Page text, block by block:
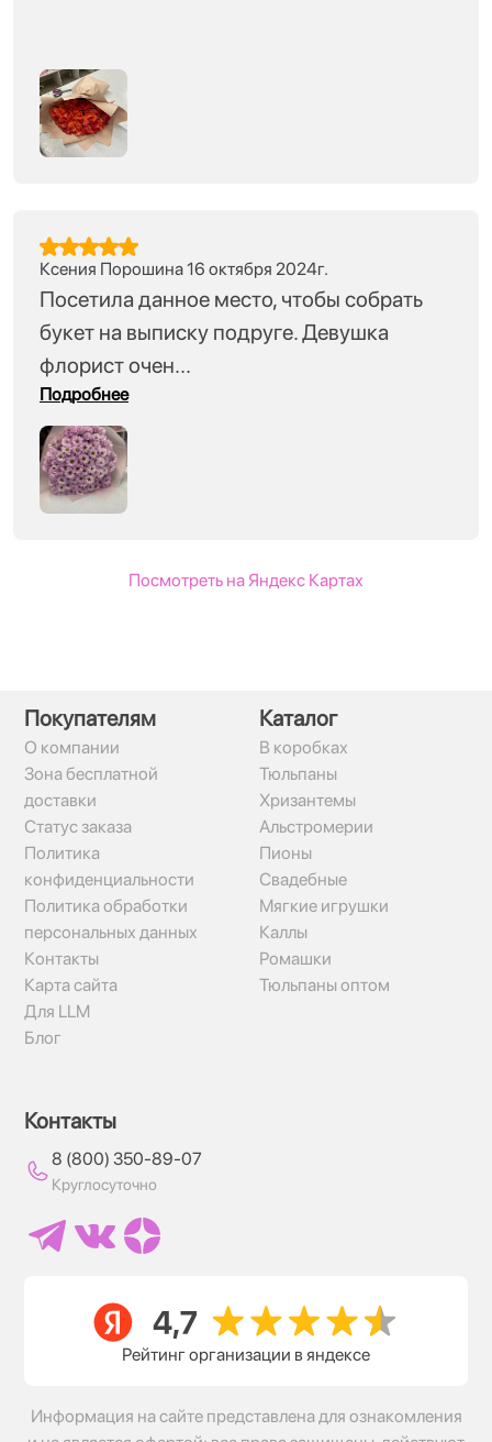
Ксения Порошина 16 октября 2024г.
Посетила данное место, чтобы собрать
букет на выписку подруге. Девушка
флорист очен...
Подробнее
Посмотреть на Яндекс Картах
Покупателям
О компании
Зона бесплатной
доставки
Статус заказа
Политика
конфиденциальности
Политика обработки
персональных данных
Контакты
Карта сайта
Для LLM
Блог
Каталог
В коробках
Тюльпаны
Хризантемы
Альстромерии
Пионы
Свадебные
Мягкие игрушки
Каллы
Ромашки
Тюльпаны оптом
Контакты
8 (800) 350-89-07
Круглосуточно
Рейтинг организации в яндексе
Информация на сайте представлена для ознакомления